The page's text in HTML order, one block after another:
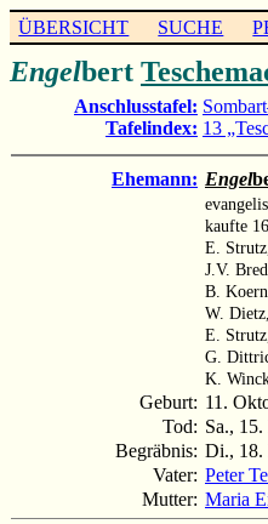
ÜBERSICHT SUCHE
Engelbert
Anschlusstafel:
Tafelindex: 13
Ehemann: Engel
kaufte
E.
J.V.
B.
W.
E.
G.
K.
Geburt: 11.
Tod: Sa.,
Begräbnis: Di., 18.
Vater: Peter
Mutter: Maria